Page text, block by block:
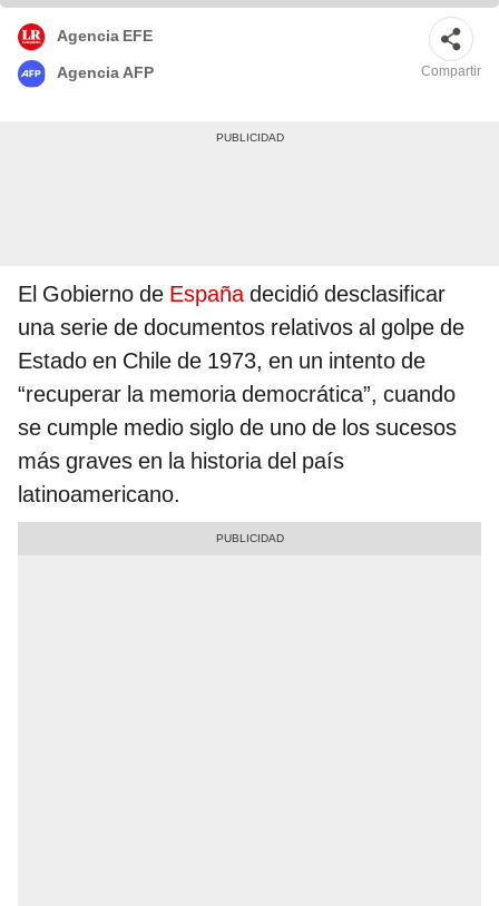
Agencia EFE
Agencia AFP Compartir
El Gobierno de Españadecidió desclasificar
una serie de documentos relativos al golpe de
Estado en Chile de 1973, en un intento de
“recuperar la memoria democrática”, cuando
se cumple medio siglo de uno de los sucesos
más graves en la historia del país
latinoamericano.